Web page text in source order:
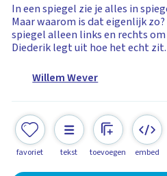
In een spiegel zie je alles in
Maar waarom is dat eigenlijk
spiegel alleen links en rechts
Diederik legt uit hoe het echt zit.
Willem Wever
favoriet tekst toevoegen embed